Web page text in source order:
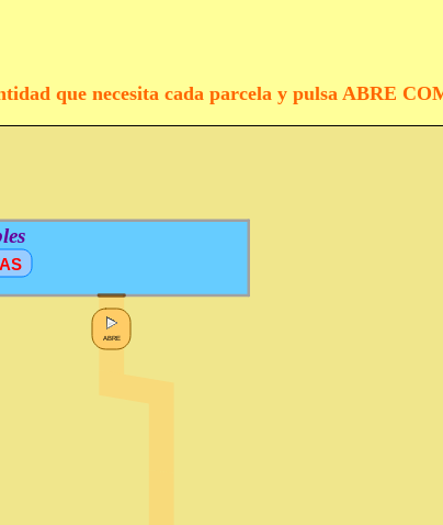
que necesita cada parcela y pulsa ABRE